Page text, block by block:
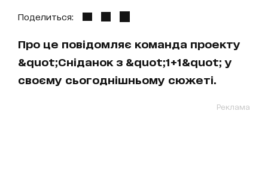
Поделиться:
Про це повідомляє команда проекту
&quot;Сніданок з &quot;1+1&quot; у
своєму сьогоднішньому сюжеті.
Реклама